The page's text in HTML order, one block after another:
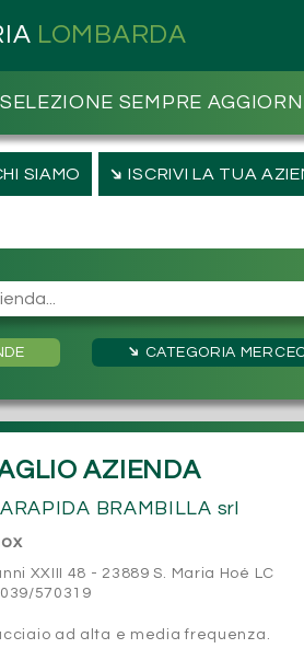
LOMBARDA
SEMPRE
SIAMO ➔ISCRIVI LA TUA
➔ CATEGORIA
AZIENDA
BRAMBILLA srl
XXIII 48 - 23889 S. Maria Hoé LC
570319
ad alta e media frequenza.